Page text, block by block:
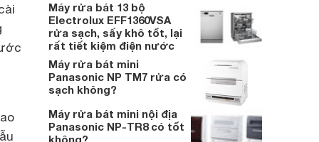
Máy rửa bát 13 bộ
Electrolux EFF1360VSA
rửa sạch, sấy khô tốt, lại
rất tiết kiệm điện nước
Máy rửa bát mini
Panasonic NP TM7 rửa có
sạch không?
Máy rửa bát mini nội địa
Panasonic NP-TR8 có tốt
không?